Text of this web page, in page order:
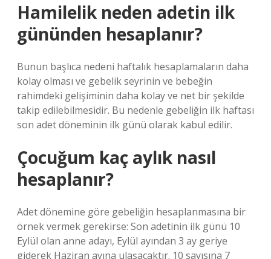
Hamilelik neden adetin ilk
gününden hesaplanır?
Bunun başlıca nedeni haftalık hesaplamaların daha
kolay olması ve gebelik seyrinin ve bebeğin
rahimdeki gelişiminin daha kolay ve net bir şekilde
takip edilebilmesidir. Bu nedenle gebeliğin ilk haftası
son adet döneminin ilk günü olarak kabul edilir.
Çocuğum kaç aylık nasıl
hesaplanır?
Adet dönemine göre gebeliğin hesaplanmasına bir
örnek vermek gerekirse: Son adetinin ilk günü 10
Eylül olan anne adayı, Eylül ayından 3 ay geriye
giderek Haziran ayına ulaşacaktır. 10 sayısına 7